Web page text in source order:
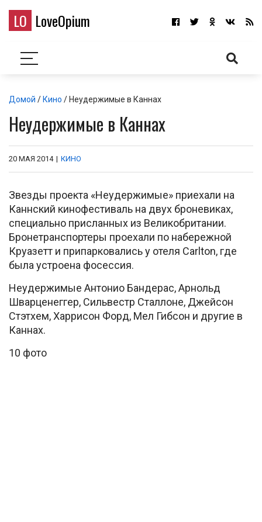
LO LoveOpium
Домой / Кино / Неудержимые в Каннах
Неудержимые в Каннах
20 МАЯ 2014 | КИНО
Звезды проекта «Неудержимые» приехали на
Каннский кинофестиваль на двух броневиках,
специально присланных из Великобритании.
Бронетранспортеры проехали по набережной
Круазетт и припарковались у отеля Carlton, где
была устроена фосессия.
Неудержимые Антонио Бандерас, Арнольд
Шварценеггер, Сильвестр Сталлоне, Джейсон
Стэтхем, Харрисон Форд, Мел Гибсон и другие в
Каннах.
10 фото